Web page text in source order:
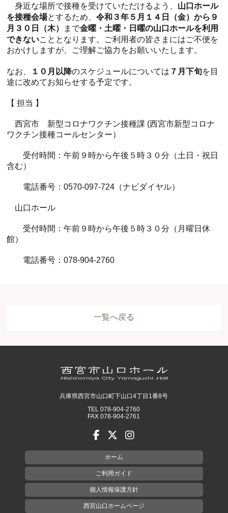
ホール 展示室 控室・その他
身近な場所で接種を受けていただけるよう、 山口ホール
を接種会場とするため、令和３年５月１４日（金）から９
月３０日（木）
まで金曜・土曜・日曜の山口ホールを利用
できないこととなります。ご利用者の皆さまにはご不便を
おかけしますが、ご理解ご協力をお願いいたします。
なお、 １０月以降のスケジュールについては ７月下旬を目
途に改めてお知らせする予定です。
【 担当 】
西宮市 新型コロナワクチン接種課 (西宮市新型コロナ
ワクチン接種コールセンター）
受付時間：午前９時から午後５時３０分（土日・祝日
含む）
電話番号：0570-097-724（ナビダイヤル）
山口ホール
受付時間：午前９時から午後５時３０分（月曜日休
館）
電話番号：078-904-2760
一覧へ戻る
兵庫県西宮市山口町下山口4丁目1番8号
TEL 078-904-2760
FAX 078-904-2761
ホーム
ご利用ガイド
個人情報保護方針
西宮山口ホームページ